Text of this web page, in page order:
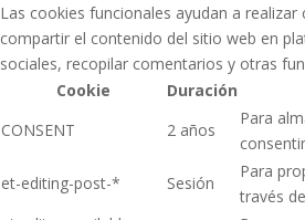
Las cookies funcionales ayudan a
compartir el contenido del sitio web en
sociales, recopilar comentarios y otras
Cookie
Duración
CONSENT
2 años
Para
et-editing-post-*
Sesión
Para
través